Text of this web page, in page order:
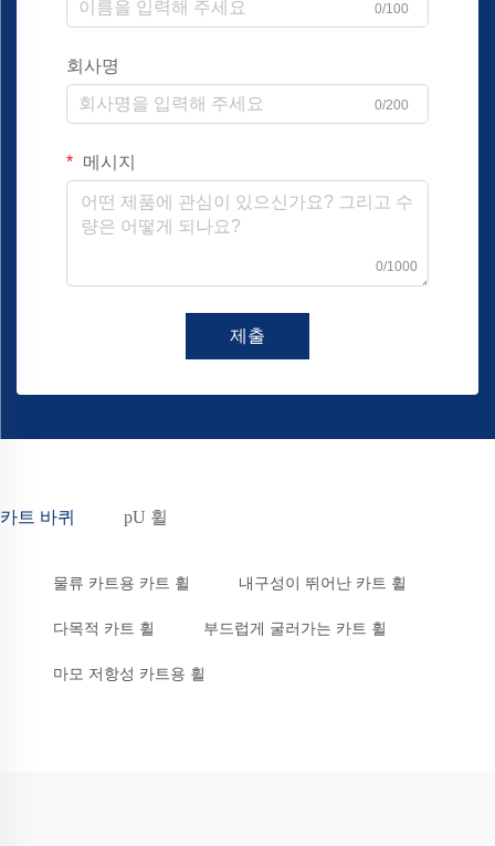
0/100
회사명
0/200
메시지
0/1000
제출
카트 바퀴 pU 휠
물류 카트용 카트 휠 내구성이 뛰어난 카트 휠
다목적 카트 휠 부드럽게 굴러가는 카트 휠
마모 저항성 카트용 휠